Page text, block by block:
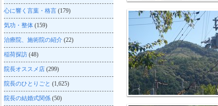
心に響く言葉・格言 (179)
気功・整体 (159)
治療院、施術院の紹介 (22)
稲荷探訪 (48)
院長オススメ店 (299)
院長のひとりごと (1,625)
院長の結婚式関係 (50)